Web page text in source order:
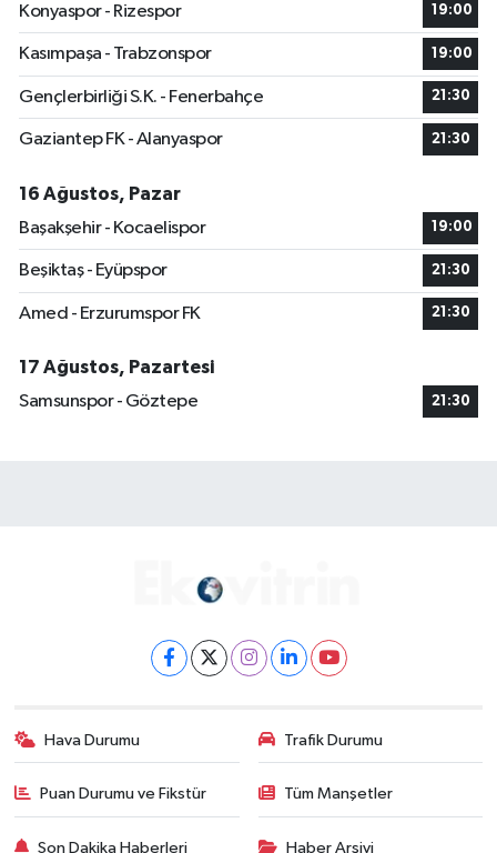
Konyaspor - Rizespor
19:00
Kasımpaşa - Trabzonspor 19:00
Gençlerbirliği S.K. - Fenerbahçe 21:30
Gaziantep FK - Alanyaspor 21:30
16 Ağustos, Pazar
Başakşehir - Kocaelispor
19:00
Beşiktaş - Eyüpspor 21:30
Amed - Erzurumspor FK 21:30
17 Ağustos, Pazartesi
Samsunspor - Göztepe
21:30
Hava Durumu Trafik Durumu
Puan Durumu ve Fikstür Tüm Manşetler
Son Dakika Haberleri Haber Arşivi